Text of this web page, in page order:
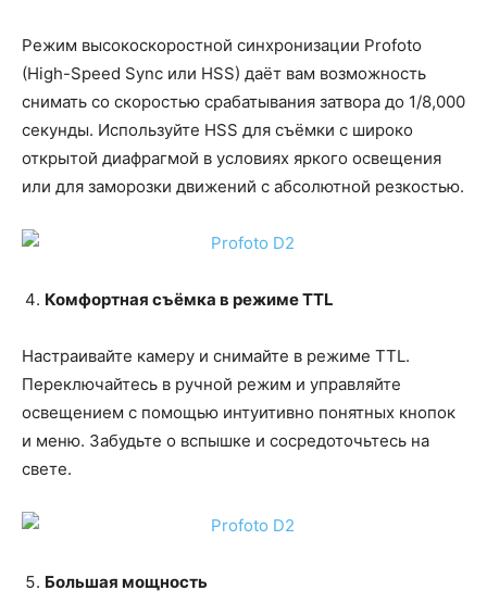
Режим высокоскоростной синхронизации Profoto
(High-Speed Sync или HSS) даёт вам возможность
снимать со скоростью срабатывания затвора до 1/8,000
секунды. Используйте HSS для съёмки с широко
открытой диафрагмой в условиях яркого освещения
или для заморозки движений с абсолютной резкостью.
Комфортная съёмка в режиме TTL
Настраивайте камеру и снимайте в режиме TTL.
Переключайтесь в ручной режим и управляйте
освещением с помощью интуитивно понятных кнопок
и меню. Забудьте о вспышке и сосредоточьтесь на
свете.
Большая мощность